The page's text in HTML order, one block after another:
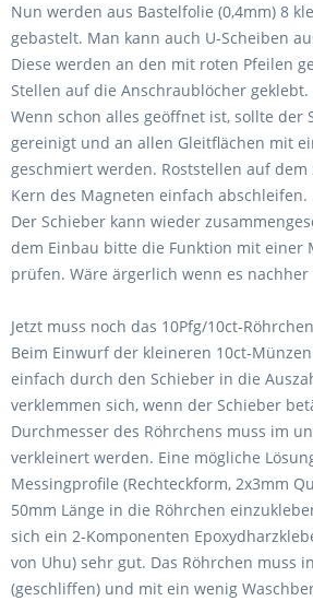
Nun werden aus Bastelfolie (0,4mm) 8
gebastelt. Man kann auch U-Scheiben
Diese werden an den mit roten Pfeilen
Stellen auf die Anschraublöcher geklebt.
Wenn schon alles geöffnet ist, sollte der
gereinigt und an allen Gleitflächen mit
geschmiert werden. Roststellen auf
Kern des Magneten einfach abschleifen.
Der Schieber kann wieder
dem Einbau bitte die Funktion mit einer
prüfen. Wäre ärgerlich wenn es
Jetzt muss noch das 10Pfg/10ct-
Beim Einwurf der kleineren 10ct-
einfach durch den Schieber in die
verklemmen sich, wenn der Schieber
Durchmesser des Röhrchens muss im
verkleinert werden. Eine mögliche
Messingprofile (Rechteckform, 2x3mm
50mm Länge in die Röhrchen
sich ein 2-Komponenten
von Uhu) sehr gut. Das Röhrchen muss
(geschliffen) und mit ein wenig